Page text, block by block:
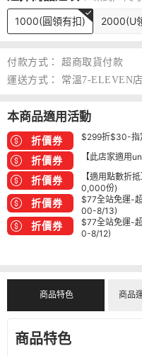
1000(圓領有扣) 2000(U
付款方式：
超商取貨付款
運送方式：
常溫7-ELEVEN
本商品適用活動
折價券 $299折$30-指
折價券 【此店家適用
折價券
【適用點數折
0,000份)
折價券
$77全站免運-
00-8/13)
折價券
$77全站免運-
0-8/12)
商品特色 商品
商品特色